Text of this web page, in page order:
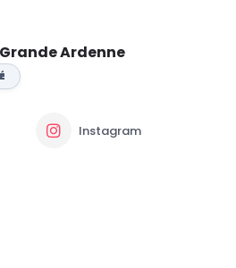
Ardenne
Instagram